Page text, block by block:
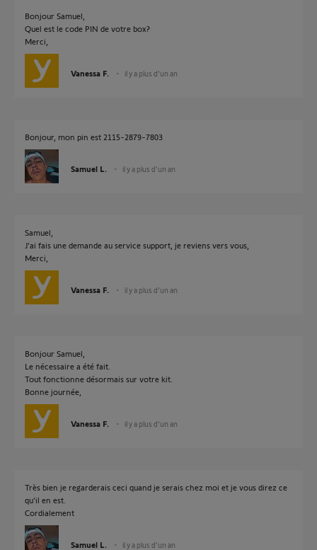
Bonjour Samuel,
Quel est le code PIN de votre box?
Merci,
Vanessa F. il y a plus d'un an
Bonjour, mon pin est 2115-2879-7803
Samuel L. il y a plus d'un an
Samuel,
J'ai fais une demande au service support, je reviens vers vous,
Merci,
Vanessa F. il y a plus d'un an
Bonjour Samuel,
Le nécessaire a été fait.
Tout fonctionne désormais sur votre kit.
Bonne journée,
Vanessa F. il y a plus d'un an
Très bien je regarderais ceci quand je serais chez moi et je vous direz ce
qu’il en est.
Cordialement
Samuel L. il y a plus d'un an